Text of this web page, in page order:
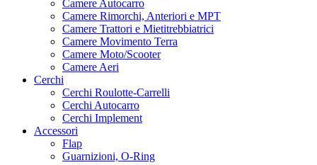
Camere Autocarro
Camere Rimorchi, Anteriori e MPT
Camere Trattori e Mietitrebbiatrici
Camere Movimento Terra
Camere Moto/Scooter
Camere Aeri
Cerchi
Cerchi Roulotte-Carrelli
Cerchi Autocarro
Cerchi Implement
Accessori
Flap
Guarnizioni, O-Ring